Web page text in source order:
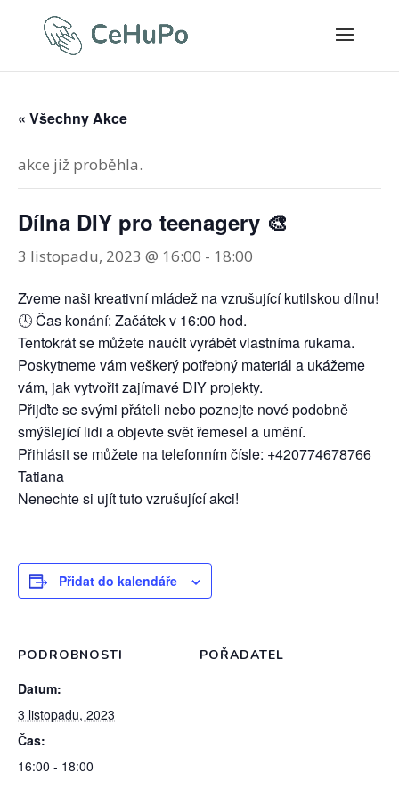
« Všechny Akce
akce již proběhla.
Dílna DIY pro teenagery 🎨
3 listopadu, 2023 @ 16:00 - 18:00
Zveme naši kreativní mládež na vzrušující kutilskou dílnu!
🕓 Čas konání: Začátek v 16:00 hod.
Tentokrát se můžete naučit vyrábět vlastníma rukama.
Poskytneme vám veškerý potřebný materiál a ukážeme
vám, jak vytvořit zajímavé DIY projekty.
Přijďte se svými přáteli nebo poznejte nové podobně
smýšlející lidi a objevte svět řemesel a umění.
Přihlásit se můžete na telefonním čísle: +420774678766
Tatiana
Nenechte si ujít tuto vzrušující akci!
Přidat do kalendáře
PODROBNOSTI
Datum:
3 listopadu, 2023
Čas:
16:00 - 18:00
POŘADATEL